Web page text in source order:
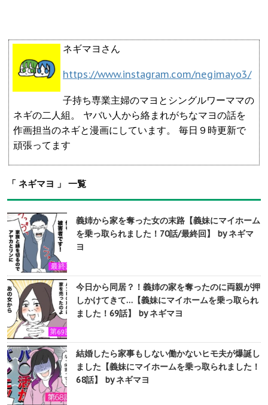
ネギマヨさん
https://www.instagram.com/negimayo3/
子持ち専業主婦のマヨとシングルワーママの
ネギの二人組。 ヤバい人から絡まれがちなマヨの話を
作画担当のネギと漫画にしています。 毎日９時更新で
頑張ってます
「 ネギマヨ 」 一覧
義姉から家を奪った女の末路【義妹にマイホーム
を乗っ取られました！70話/最終回】 by ネギマ
ヨ
今日から同居？！義姉の家を奪ったのに両親が押
しかけてきて…【義妹にマイホームを乗っ取られ
ました！69話】 by ネギマヨ
結婚したら家事もしない働かないヒモ夫が爆誕し
ました【義妹にマイホームを乗っ取られました！
68話】 by ネギマヨ